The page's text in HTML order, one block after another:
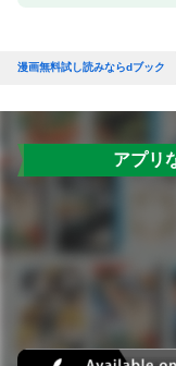
漫画無料試し読みならdブック
アプリ